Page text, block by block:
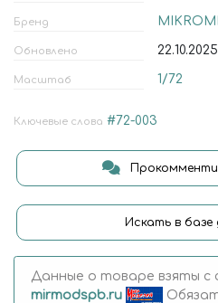
Бренд
Обновлено 22.10.2025
Масштаб 1/72
Ключевые слова #72-003
Искать в базе
Данные о товаре взяты с
mirmodspb.ru